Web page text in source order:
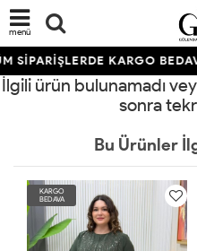
menü
SİPARİŞLERDE KARGO
İlgili ürün bulunamadı
sonra
Bu Ürünler
KARGO
BEDAVA